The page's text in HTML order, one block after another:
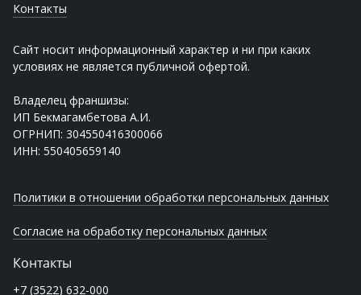
Контакты
Сайт носит информационный характер и ни при каких
условиях не является публичной офертой.
Владелец франшизы:
ИП Бекмагамбетова А.И.
ОГРНИП: 304550416300066
ИНН: 550405659140
Политики в отношении обработки персональных данных
Согласие на обработку персональных данных
Контакты
+7 (3522) 632-000